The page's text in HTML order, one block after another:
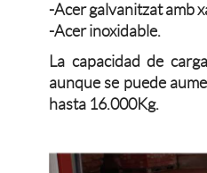
-Acer galvanitzat amb
-Acer inoxidable.
La capacidad de
aunque se puede
hasta 16.000Kg.